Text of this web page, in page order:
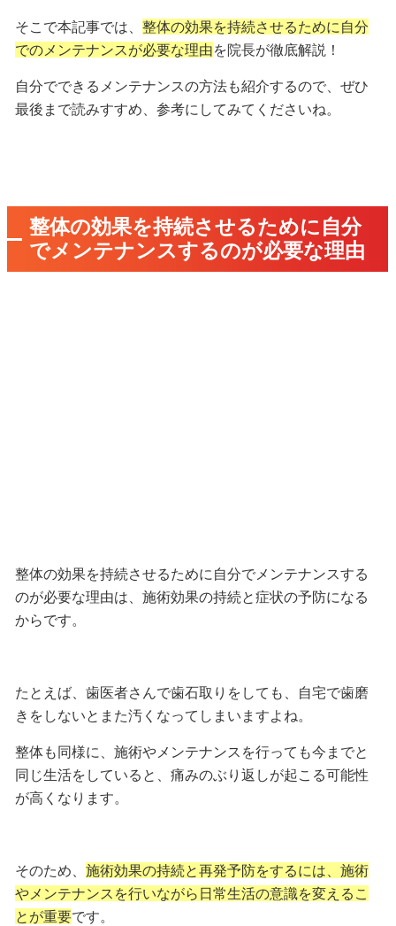
そこで本記事では、 整体の効果を持続させるために自分
でのメンテナンスが必要な理由を院長が徹底解説！
自分でできるメンテナンスの方法も紹介するので、ぜひ
最後まで読みすすめ、参考にしてみてくださいね。
整体の効果を持続させるために自分
でメンテナンスするのが必要な理由
整体の効果を持続させるために自分でメンテナンスする
のが必要な理由は、 施術効果の持続と症状の予防になる
からです。
たとえば、歯医者さんで歯石取りをしても、自宅で歯磨
きをしないとまた汚くなってしまいますよね。
整体も同様に、施術やメンテナンスを行っても今までと
同じ生活をしていると、痛みのぶり返しが起こる可能性
が高くなります。
そのため、 施術効果の持続と再発予防をするには、施術
やメンテナンスを行いながら日常生活の意識を変えるこ
とが重要です。